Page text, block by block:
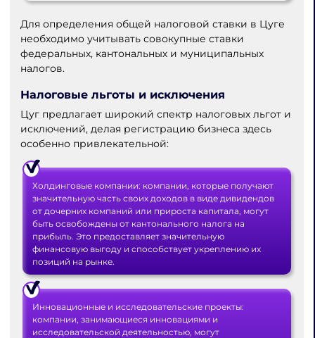
Для определения общей налоговой ставки в Цуге
необходимо учитывать совокупные ставки
федеральных, кантональных и муниципальных
налогов.
Налоговые льготы и исключения
Цуг предлагает широкий спектр налоговых льгот и
исключений, делая регистрацию бизнеса здесь
особенно привлекательной:
Холдинговые компании: компании, которые получают
значительную часть своих доходов в виде дивидендов
от дочерних компаний или прироста капитала, могут
быть освобождены от кантонального налога на
прибыль. Это предоставляет значительную
финансовую выгоду и способствует укреплению их
позиций на рынке.
Инновационные и исследовательские проекты:
компании, занимающиеся инновациями и
исследовательской деятельностью, могут